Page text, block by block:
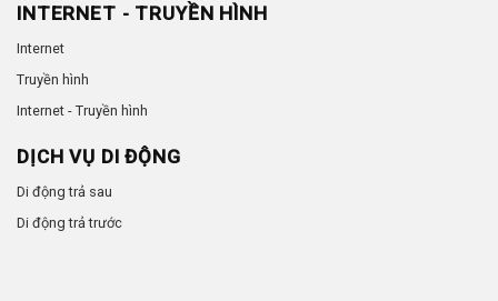
INTERNET - TRUYỀN HÌNH
Internet
Truyền hình
Internet - Truyền hình
DỊCH VỤ DI ĐỘNG
Di động trả sau
Di động trả trước